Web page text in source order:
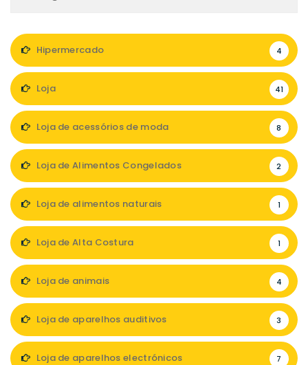
Hipermercado 4
Loja 41
Loja de acessórios de moda 8
Loja de Alimentos Congelados 2
Loja de alimentos naturais 1
Loja de Alta Costura 1
Loja de animais 4
Loja de aparelhos auditivos 3
Loja de aparelhos electrónicos 7